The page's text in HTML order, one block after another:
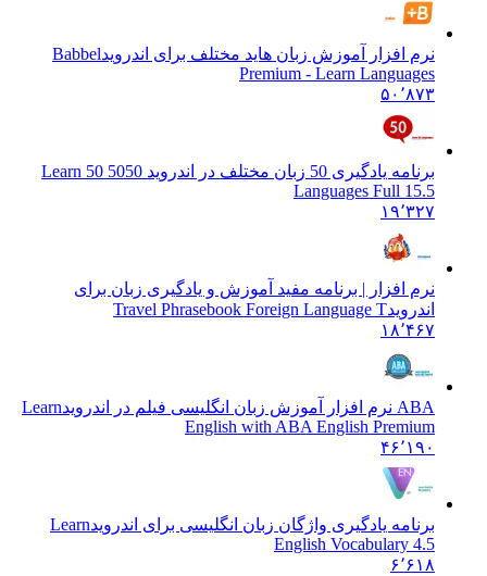
نرم افزار آموزش زبان هاید مختلف برای اندرویدBabbel
Premium - Learn Languages
۵۰٬۸۷۳
برنامه یادگیری 50 زبان مختلف در اندروید 50
50 Learn 50
Languages Full 15.5
۱۹٬۳۲۷
نرم افزار | برنامه مفید آموزش و یادگیری زبان برای
اندرویدTravel Phrasebook Foreign Language T
۱۸٬۴۶۷
Learn
English with ABA English Premium
۴۶٬۱۹۰
برنامه یادگیری واژگان زبان انگلیسی برای اندرویدLearn
English Vocabulary 4.5
۶٬۶۱۸